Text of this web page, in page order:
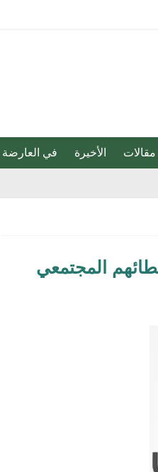
مقالات الأخيرة في العارضة
الضيف
الجينسنغ
بناتها قصة نجاح ملهمة؟
المجتمعي